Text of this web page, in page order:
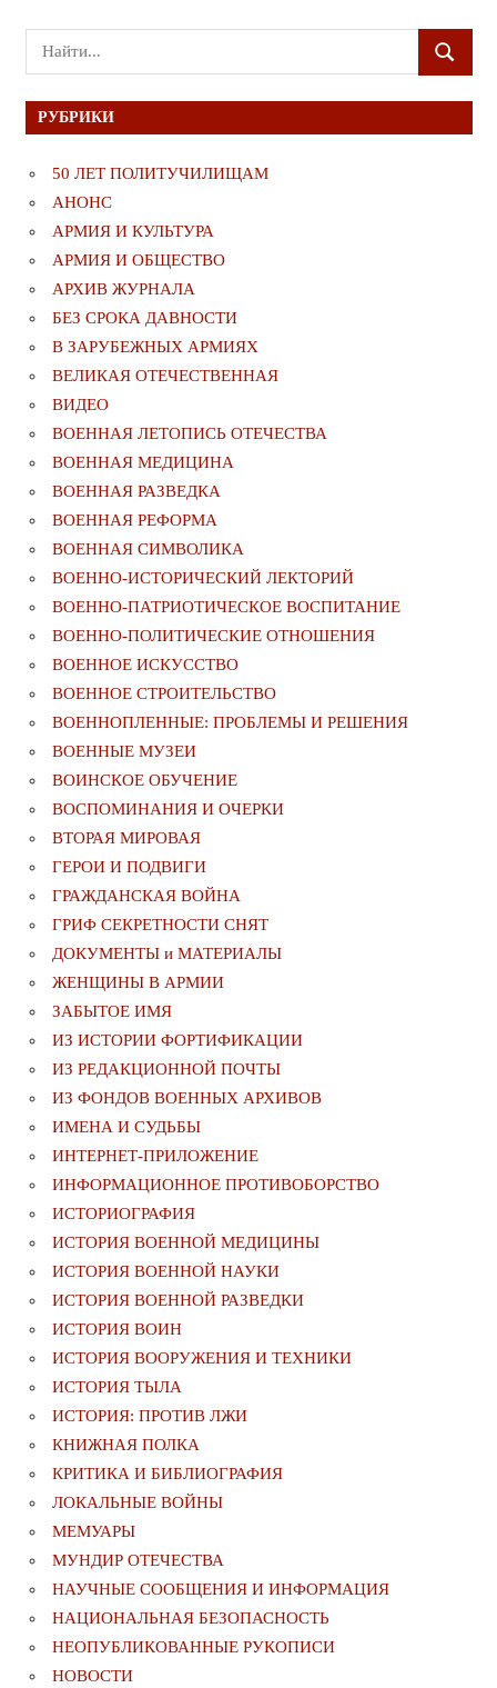
Поиск
для:
ПОИСК
РУБРИКИ
50 ЛЕТ ПОЛИТУЧИЛИЩАМ
АНОНС
АРМИЯ И КУЛЬТУРА
АРМИЯ И ОБЩЕСТВО
АРХИВ ЖУРНАЛА
БЕЗ СРОКА ДАВНОСТИ
В ЗАРУБЕЖНЫХ АРМИЯХ
ВЕЛИКАЯ ОТЕЧЕСТВЕННАЯ
ВИДЕО
ВОЕННАЯ ЛЕТОПИСЬ ОТЕЧЕСТВА
ВОЕННАЯ МЕДИЦИНА
ВОЕННАЯ РАЗВЕДКА
ВОЕННАЯ РЕФОРМА
ВОЕННАЯ СИМВОЛИКА
ВОЕННО-ИСТОРИЧЕСКИЙ ЛЕКТОРИЙ
ВОЕННО-ПАТРИОТИЧЕСКОЕ ВОСПИТАНИЕ
ВОЕННО-ПОЛИТИЧЕСКИE ОТНОШЕНИЯ
ВОЕННОЕ ИСКУССТВО
ВОЕННОЕ СТРОИТЕЛЬСТВО
ВОЕННОПЛЕННЫЕ: ПРОБЛЕМЫ И РЕШЕНИЯ
ВОЕННЫЕ МУЗЕИ
ВОИНСКОЕ ОБУЧЕНИЕ
ВОСПОМИНАНИЯ И ОЧЕРКИ
ВТОРАЯ МИРОВАЯ
ГЕРОИ И ПОДВИГИ
ГРАЖДАНСКАЯ ВОЙНА
ГРИФ СЕКРЕТНОСТИ СНЯТ
ДОКУМЕНТЫ и МАТЕРИАЛЫ
ЖЕНЩИНЫ В АРМИИ
ЗАБЫТОЕ ИМЯ
ИЗ ИСТОРИИ ФОРТИФИКАЦИИ
ИЗ РЕДАКЦИОННОЙ ПОЧТЫ
ИЗ ФОНДОВ ВОЕННЫХ АРХИВОВ
ИМЕНА И СУДЬБЫ
ИНТЕРНЕТ-ПРИЛОЖЕНИЕ
ИНФОРМАЦИОННОЕ ПРОТИВОБОРСТВО
ИСТОРИОГРАФИЯ
ИСТОРИЯ ВОЕННОЙ МЕДИЦИНЫ
ИСТОРИЯ ВОЕННОЙ НАУКИ
ИСТОРИЯ ВОЕННОЙ РАЗВЕДКИ
ИСТОРИЯ ВОИН
ИСТОРИЯ ВООРУЖЕНИЯ И ТЕХНИКИ
ИСТОРИЯ ТЫЛА
ИСТОРИЯ: ПРОТИВ ЛЖИ
КНИЖНАЯ ПОЛКА
КРИТИКА И БИБЛИОГРАФИЯ
ЛОКАЛЬНЫЕ ВОЙНЫ
МЕМУАРЫ
МУНДИР ОТЕЧЕСТВА
НАУЧНЫЕ СООБЩЕНИЯ И ИНФОРМАЦИЯ
НАЦИОНАЛЬНАЯ БЕЗОПАСНОСТЬ
НЕОПУБЛИКОВАННЫЕ РУКОПИСИ
НОВОСТИ